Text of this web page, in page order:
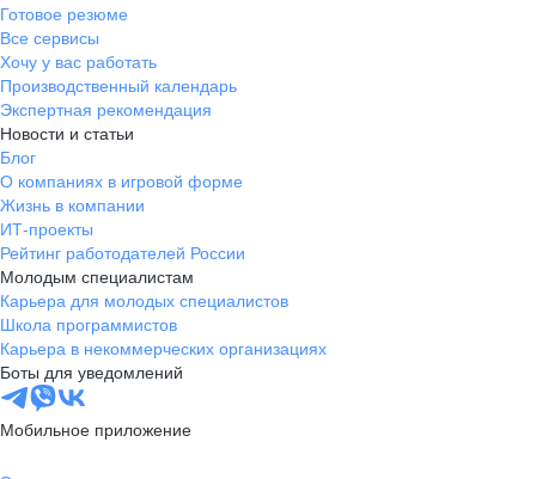
Готовое резюме
Все сервисы
Хочу у вас работать
Производственный календарь
Экспертная рекомендация
Новости и статьи
Блог
О компаниях в игровой форме
Жизнь в компании
ИТ-проекты
Рейтинг работодателей России
Молодым специалистам
Карьера для молодых специалистов
Школа программистов
Карьера в некоммерческих организациях
Боты для уведомлений
Мобильное приложение